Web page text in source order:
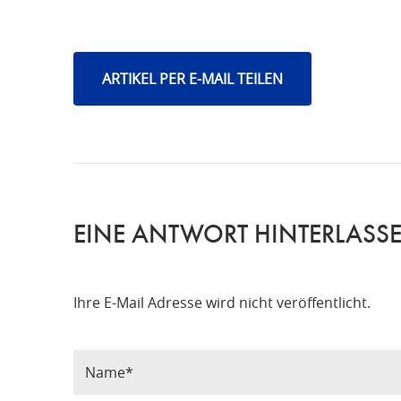
ARTIKEL PER E-MAIL TEILEN
EINE ANTWORT
Ihre E-Mail Adresse wird nicht veröffentlicht.